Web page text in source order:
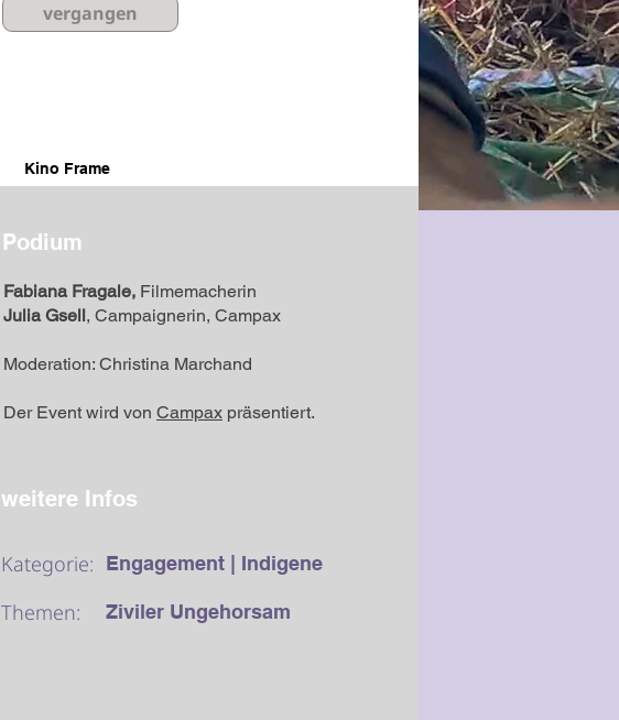
vergangen
Kino Frame
Podium
Fabiana Fragale, Filmemacherin
Julia Gsell, Campaignerin, Campax
Moderation: Christina Marchand
Der Event wird von Campax präsentiert.
weitere Infos
Kategorie: Engagement | Indigene
Themen: Ziviler Ungehorsam